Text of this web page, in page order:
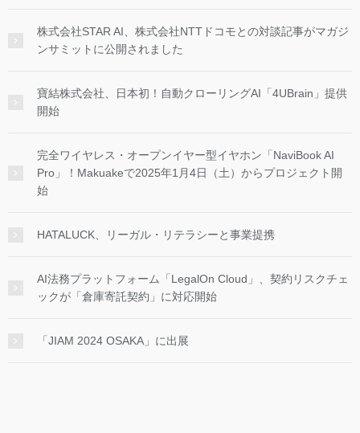
株式会社STAR AI、株式会社NTTドコモとの対談記事がマガジ
ンサミットに公開されました
寶結株式会社、日本初！自動クローリングAI「4UBrain」提供
開始
完全ワイヤレス・オープンイヤー型イヤホン「NaviBook AI
Pro」！Makuakeで2025年1月4日（土）からプロジェクト開
始
HATALUCK、リーガル・リテラシーと事業提携
AI法務プラットフォーム「LegalOn Cloud」、契約リスクチェ
ックが「倉庫寄託契約」に対応開始
「JIAM 2024 OSAKA」に出展